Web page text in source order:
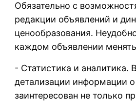
Обязательно с
редакции объявлений и
ценообразования.
каждом объявлении
- Статистика и аналитика.
детализации информации
заинтересован не только